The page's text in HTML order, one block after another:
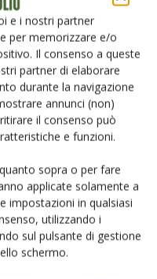
e i nostri partner
per memorizzare e/o
Il consenso a queste
partner di elaborare
durante la navigazione
annunci (non)
il consenso può
e funzioni.
sopra o per fare
applicate solamente a
impostazioni in qualsiasi
utilizzando i
sul pulsante di gestione
schermo.
dovranno supportare la
calabrese, anche in
Igp olio di Calabria e
dei Dottori
Calabria ed al
professionali.
Nova Agricoltura in Oliveto